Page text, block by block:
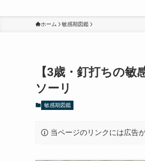
ホーム 敏感期図鑑
【3歳・釘打ちの
ソーリ
敏感期図鑑
当ページのリンクには広告